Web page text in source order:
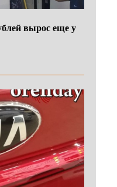
вырос еще у